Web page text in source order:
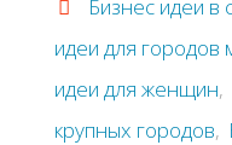
Бизнес идеи
идеи для городов
идеи для женщин,
крупных городов,